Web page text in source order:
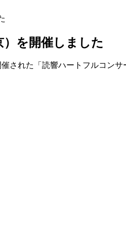
を開催しました
催された「読響ハートフルコン